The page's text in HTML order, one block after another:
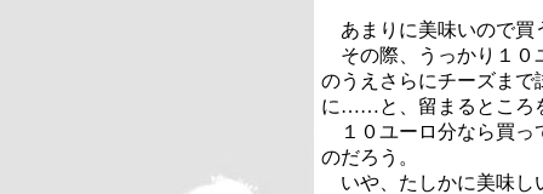
あまりに美味いので買
その際、うっかり１０
のうえさらにチーズまで
に……と、留まるところ
１０ユーロ分なら買っ
のだろう。
いや、たしかに美味し